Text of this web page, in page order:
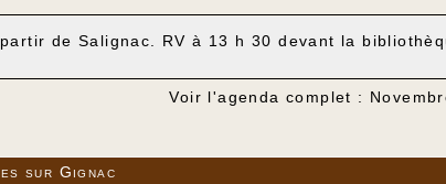
de Salignac. RV à 13 h 30 devant la
Voir l'agenda complet :
sur Gignac